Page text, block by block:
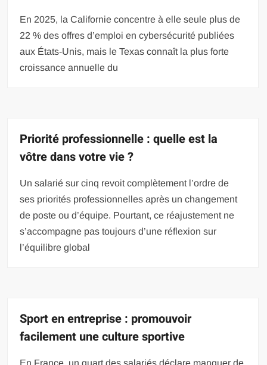
En 2025, la Californie concentre à elle seule plus de
22 % des offres d’emploi en cybersécurité publiées
aux États-Unis, mais le Texas connaît la plus forte
croissance annuelle du
Priorité professionnelle : quelle est la
vôtre dans votre vie ?
Un salarié sur cinq revoit complètement l’ordre de
ses priorités professionnelles après un changement
de poste ou d’équipe. Pourtant, ce réajustement ne
s’accompagne pas toujours d’une réflexion sur
l’équilibre global
Sport en entreprise : promouvoir
facilement une culture sportive
En France, un quart des salariés déclare manquer de